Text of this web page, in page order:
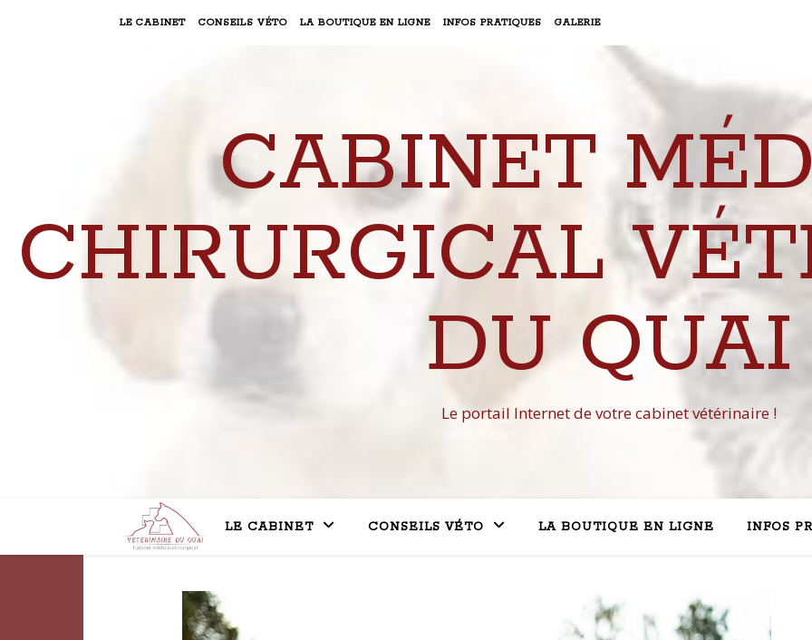
LE CABINET CONSEILS VÉTO LA BOUTIQUE EN LIGNE INFOS PRATIQUES GALERIE
CABINET
CHIRURGICAL
DU QUAI
Le portail Internet de votre cabinet vétérinaire !
LE CABINET CONSEILS VÉTO LA BOUTIQUE EN LIGNE INFOS